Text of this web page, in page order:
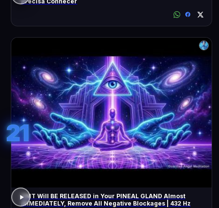
21
DMT Will BE RELEASED in Your PINEAL GLAND Almost
IMMEDIATELY, Remove All Negative Blockages | 432 Hz